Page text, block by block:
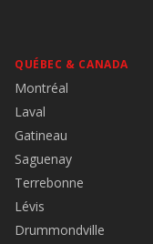
QUÉBEC & CANADA
Montréal
Laval
Gatineau
Saguenay
Terrebonne
Lévis
Drummondville